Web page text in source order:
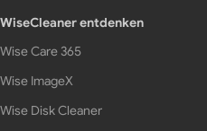
WiseCleaner entdenken
Wise Care 365
Wise ImageX
Wise Disk Cleaner